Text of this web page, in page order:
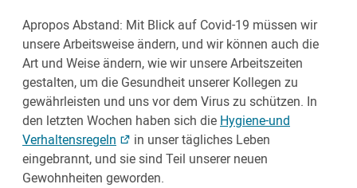
Apropos Abstand: Mit Blick auf Covid-19 müssen wir
unsere Arbeitsweise ändern, und wir können auch die
Art und Weise ändern, wie wir unsere Arbeitszeiten
gestalten, um die Gesundheit unserer Kollegen zu
gewährleisten und uns vor dem Virus zu schützen. In
den letzten Wochen haben sich die Hygiene-und
Verhaltensregeln
in unser tägliches Leben
eingebrannt, und sie sind Teil unserer neuen
Gewohnheiten geworden.